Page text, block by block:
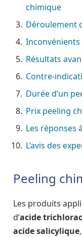
chimique
Déroulement
Résultats
Contre-
Durée d’un
Prix peeling
Les réponses
L’avis des
Peeling
Les produits
d’acide
acidesalicylique,